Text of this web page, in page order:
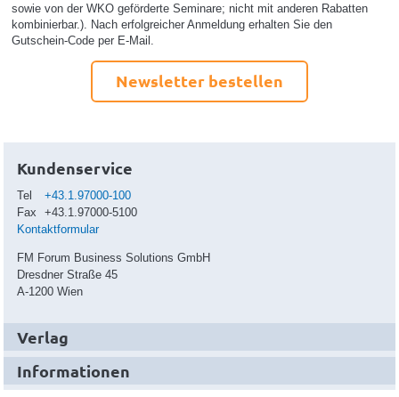
sowie von der WKO geförderte Seminare; nicht mit anderen Rabatten
kombinierbar.). Nach erfolgreicher Anmeldung erhalten Sie den
Gutschein-Code per E-Mail.
Newsletter bestellen
Kundenservice
Tel
+43.1.97000-100
Fax
+43.1.97000-5100
Kontaktformular
FM Forum Business Solutions GmbH
Dresdner Straße 45
A-1200 Wien
Verlag
Informationen